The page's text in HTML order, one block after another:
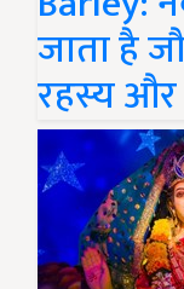
जाता है
रहस्य